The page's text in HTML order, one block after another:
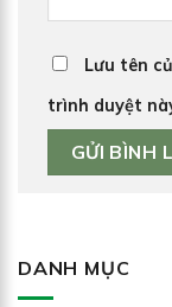
Lưu tên
trình duyệt
DANH MỤC